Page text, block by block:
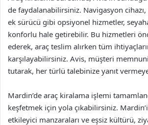
de faydalanabilirsiniz. Navigasyon
ek sürücü gibi opsiyonel hizmetler,
konforlu hale getirebilir. Bu hizmetleri
ederek, araç teslim alırken tüm
karşılayabilirsiniz. Avis, müşteri
tutarak, her türlü talebinize yanıt vermeye
Mardin’de araç kiralama işlemi
keşfetmek için yola çıkabilirsiniz.
etkileyici manzaraları ve eşsiz kültürü,